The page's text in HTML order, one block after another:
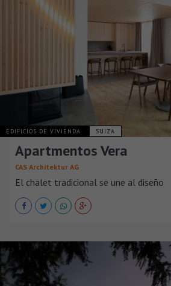
EDIFICIOS DE VIVIENDA SUIZA
Apartmentos Vera
CAS Architektur AG
El chalet tradicional se une al diseño